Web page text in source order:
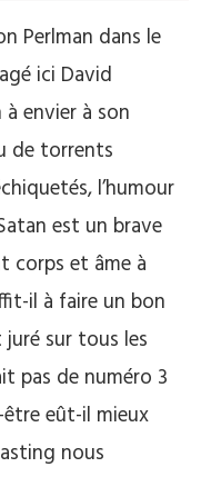
Perlman dans le
ici David
envier à son
de torrents
l’humour
est un brave
corps et âme à
il à faire un bon
sur tous les
pas de numéro 3
être eût-il mieux
nous